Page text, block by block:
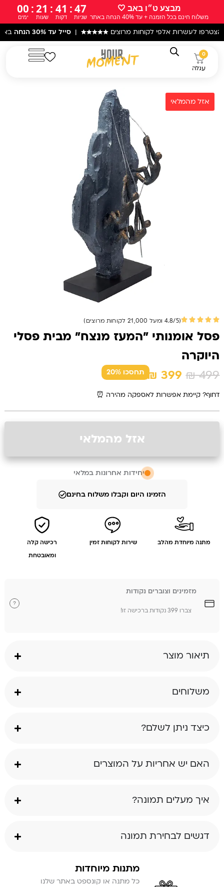
לתוכן
מבצע ט״ו באב 🤍
משלוח חינם בכל הזמנה + עד 40% הנחה באתר
46
שניות
:
41
דקות
:
21
שעות
:
00
ימים
אלפי לקוחות מרוצים★★★★★
|סייל עד 30% הנחה באתר! |
0
עגלה
(4.8/5 ומעל 21,000 לקוחות מרוצים)
פסל אומנותי "המעז מנצח" מבית פסלי
היוקרה
₪499 המחיר
היה:
₪ 499.
₪ 399 המחיר
הוא:
₪ 399.
תחסכו 20%
דחוף? קיימת אפשרות לאספקה מהירה ⏰
אזל מהמלאי
יחידות אחרונות במלאי
הזמינו היום וקבלו משלוח בחינם
מתנה מיוחדת מהלב שירות לקוחות זמין
רכישה קלה
ומאובטחת
מזמינים וצוברים נקודות
צברו 399 נקודות ברכישה זו!
?
תיאור מוצר
משלוחים
כיצד ניתן לשלם?
האם יש אחריות על המוצרים
איך מעלים תמונה?
דגשים לבחירת תמונה
מתנות מיוחדות
כל מתנה או קונספט באתר שלנו